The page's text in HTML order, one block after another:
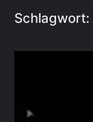
Schlagwort: